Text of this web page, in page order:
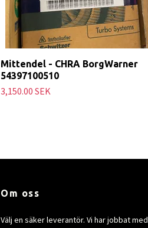
Mittendel - CHRA BorgWarner
54397100510
3,150.00 SEK
Om oss
Välj en säker leverantör. Vi har jobbat med